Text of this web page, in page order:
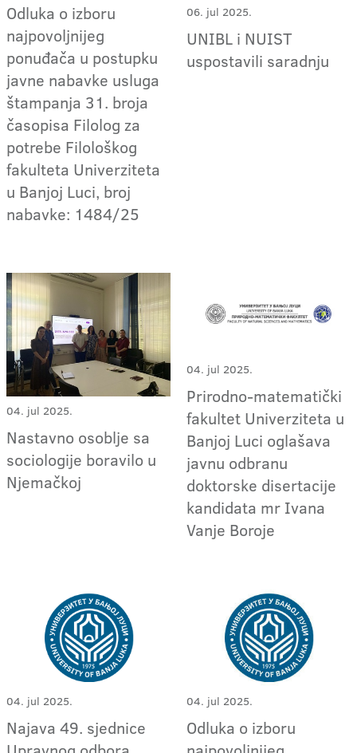
Odluka o izboru
najpovoljnijeg
ponuđača u postupku
javne nabavke usluga
štampanja 31. broja
časopisa Filolog za
potrebe Filološkog
fakulteta Univerziteta
u Banjoj Luci, broj
nabavke: 1484/25
06. jul 2025.
UNIBL i NUIST
uspostavili saradnju
04. jul 2025.
Nastavno osoblje sa
sociologije boravilo u
Njemačkoj
04. jul 2025.
Prirodno-matematički
fakultet Univerziteta u
Banjoj Luci oglašava
javnu odbranu
doktorske disertacije
kandidata mr Ivana
Vanje Boroje
04. jul 2025.
Najava 49. sjednice
04. jul 2025.
Odluka o izboru